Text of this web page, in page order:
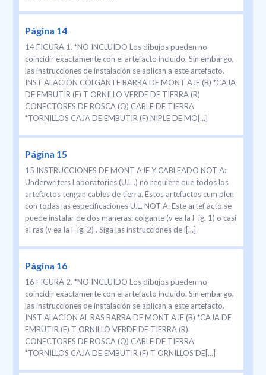
Página 14
14 FIGURA 1. *NO INCLUIDO Los dibujos pueden no
coincidir exactamente con el artefacto incluido. Sin embargo,
las instrucciones de instalación se aplican a este artefacto.
INST ALACION COLGANTE BARRA DE MONT AJE (B) *CAJA
DE EMBUTIR (E) T ORNILLO VERDE DE TIERRA (R)
CONECTORES DE ROSCA (Q) CABLE DE TIERRA
*TORNILLOS CAJA DE EMBUTIR (F) NIPLE DE MO[...]
Página 15
15 INSTRUCCIONES DE MONT AJE Y CABLEADO NOT A:
Underwriters Laboratories (U.L .) no requiere que todos los
artefactos tengan cables de tierra. Estos artefactos cum plen
con todas las especificaciones U.L. NOT A: Este artef acto se
puede instalar de dos maneras: colgante (v ea la F ig. 1) o casi
al ras (v ea la F ig. 2) . Siga las instrucciones de i[...]
Página 16
16 FIGURA 2. *NO INCLUIDO Los dibujos pueden no
coincidir exactamente con el artefacto incluido. Sin embargo,
las instrucciones de instalación se aplican a este artefacto.
INST ALACION AL RAS BARRA DE MONT AJE (B) *CAJA DE
EMBUTIR (E) T ORNILLO VERDE DE TIERRA (R)
CONECTORES DE ROSCA (Q) CABLE DE TIERRA
*TORNILLOS CAJA DE EMBUTIR (F) T ORNILLOS DE[...]